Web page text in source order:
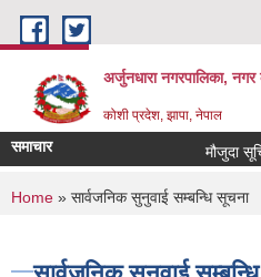
Skip to main content
अर्जुनधारा नगरपालिका, नगर
कोशी प्रदेश, झापा, नेपाल
समाचार मौजुदा सूचि
You are here
Home » सार्वजनिक सुनुवाई सम्बन्धि सूचना